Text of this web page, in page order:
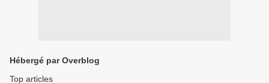
Hébergé par Overblog
Top articles